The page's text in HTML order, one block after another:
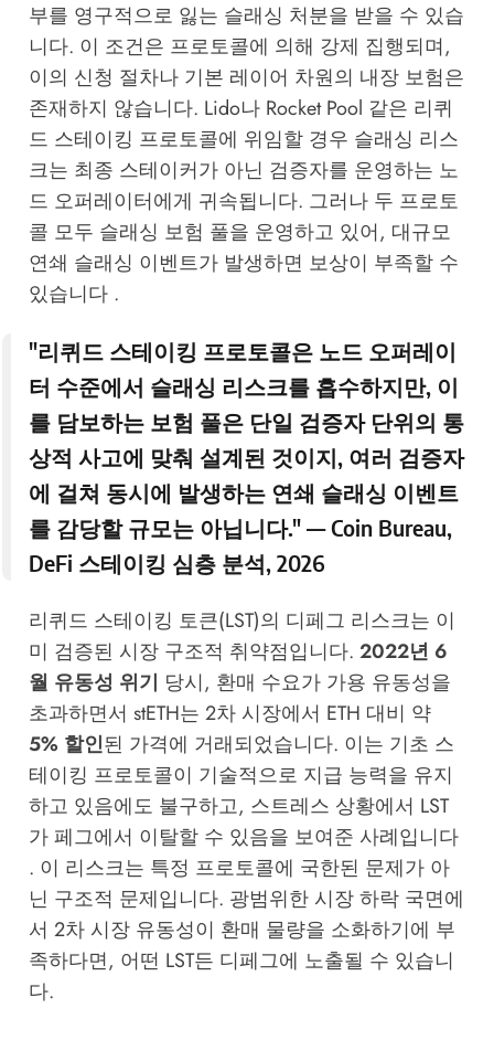
부를 영구적으로 잃는 슬래싱 처분을 받을 수 있습
니다. 이 조건은 프로토콜에 의해 강제 집행되며,
이의 신청 절차나 기본 레이어 차원의 내장 보험은
존재하지 않습니다. Lido나 Rocket Pool 같은 리퀴
드 스테이킹 프로토콜에 위임할 경우 슬래싱 리스
크는 최종 스테이커가 아닌 검증자를 운영하는 노
드 오퍼레이터에게 귀속됩니다. 그러나 두 프로토
콜 모두 슬래싱 보험 풀을 운영하고 있어, 대규모
연쇄 슬래싱 이벤트가 발생하면 보상이 부족할 수
있습니다 .
"리퀴드 스테이킹 프로토콜은 노드 오퍼레이
터 수준에서 슬래싱 리스크를 흡수하지만, 이
를 담보하는 보험 풀은 단일 검증자 단위의 통
상적 사고에 맞춰 설계된 것이지, 여러 검증자
에 걸쳐 동시에 발생하는 연쇄 슬래싱 이벤트
를 감당할 규모는 아닙니다." —Coin Bureau,
DeFi 스테이킹 심층 분석, 2026
리퀴드 스테이킹 토큰(LST)의 디페그 리스크는 이
미 검증된 시장 구조적 취약점입니다. 2022년 6
월 유동성 위기 당시, 환매 수요가 가용 유동성을
초과하면서 stETH는 2차 시장에서 ETH 대비 약
5% 할인된 가격에 거래되었습니다. 이는 기초 스
테이킹 프로토콜이 기술적으로 지급 능력을 유지
하고 있음에도 불구하고, 스트레스 상황에서 LST
가 페그에서 이탈할 수 있음을 보여준 사례입니다
. 이 리스크는 특정 프로토콜에 국한된 문제가 아
닌 구조적 문제입니다. 광범위한 시장 하락 국면에
서 2차 시장 유동성이 환매 물량을 소화하기에 부
족하다면, 어떤 LST든 디페그에 노출될 수 있습니
다.